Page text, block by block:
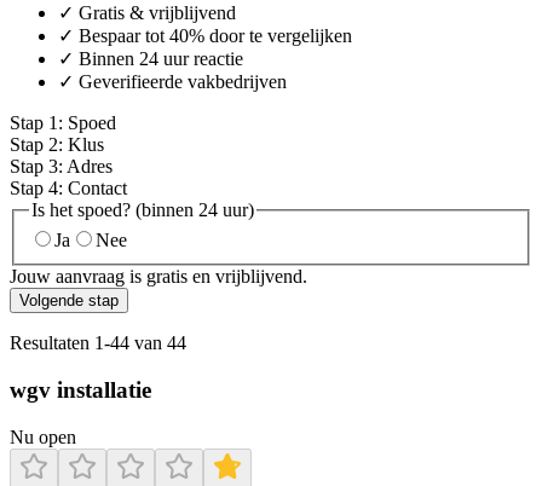
✓ Gratis & vrijblijvend
✓ Bespaar tot 40% door te vergelijken
✓ Binnen 24 uur reactie
✓ Geverifieerde vakbedrijven
Stap 1 : Spoed
Stap 2: Klus
Stap 3: Adres
Stap 4: Contact
Is het spoed? (binnen 24 uur)
Ja
Nee
Jouw aanvraag is gratis en vrijblijvend.
Volgende stap
Resultaten 1-44 van 44
wgv installatie
Nu open